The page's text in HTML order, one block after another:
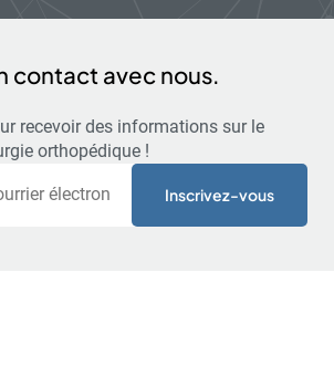
contact avec nous.
recevoir des informations sur le
orthopédique !